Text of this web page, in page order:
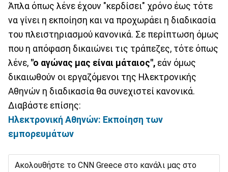
Άπλα όπως λένε έχουν "κερδίσει" χρόνο έως τότε
να γίνει η εκποίηση και να προχωράει η διαδικασία
του πλειστηριασμού κανονικά. Σε περίπτωση όμως
που η απόφαση δικαιώνει τις τράπεζες, τότε όπως
λένε, "ο αγώνας μας είναι μάταιος", εάν όμως
δικαιωθούν οι εργαζόμενοι της Ηλεκτρονικής
Αθηνών η διαδικασία θα συνεχιστεί κανονικά.
Διαβάστε επίσης:
Ηλεκτρονική Αθηνών: Εκποίηση των
εμπορευμάτων
Ακολουθήστε το CNN Greece στο κανάλι μας στο